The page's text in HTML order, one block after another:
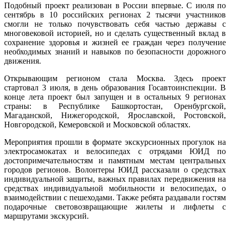
Подобный проект реализован в России впервые. С июля по
сентябрь в 10 российских регионах 2 тысячи участников
смогли не только почувствовать себя частью державы с
многовековой историей, но и сделать существенный вклад в
сохранение здоровья и жизней ее граждан через получение
необходимых знаний и навыков по безопасности дорожного
движения.
Открывающим регионом стала Москва. Здесь проект
стартовал 3 июля, в день образования Госавтоинспекции. В
конце лета проект был запущен и в остальных 9 регионах
страны: в Республике Башкортостан, Оренбургской,
Магаданской, Нижегородской, Ярославской, Ростовской,
Новгородской, Кемеровской и Московской областях.
Мероприятия прошли в формате экскурсионных прогулок на
электросамокатах и велосипедах с отрядами ЮИД по
достопримечательностям и памятным местам центральных
городов регионов. Волонтеры ЮИД рассказали о средствах
индивидуальной защиты, важных правилах передвижения на
средствах индивидуальной мобильности и велосипедах, о
взаимодействии с пешеходами. Также ребята раздавали гостям
подарочные световозвращающие жилеты и лифлеты с
маршрутами экскурсий.